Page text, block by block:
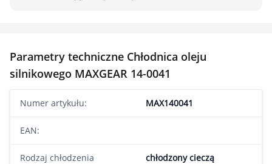
Parametry techniczne Chłodnica oleju
silnikowego MAXGEAR 14-0041
Numer artykułu: MAX140041
EAN:
Rodzaj chłodzenia chłodzony cieczą